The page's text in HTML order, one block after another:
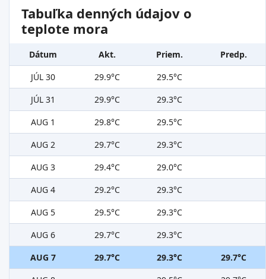
Tabuľka denných údajov o
teplote mora
Dátum Akt. Priem.
Predp.
JÚL 30
29.9°C
29.5°C
JÚL 31
29.9°C
29.3°C
AUG 1
29.8°C
29.5°C
AUG 2
29.7°C
29.3°C
AUG 3
29.4°C
29.0°C
AUG 4
29.2°C
29.3°C
AUG 5
29.5°C
29.3°C
AUG 6
29.7°C
29.3°C
AUG 7
29.7°C 29.3°C
29.7°C